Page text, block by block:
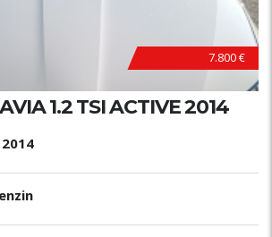
7.800 €
1.2 TSI ACTIVE 2014
2014